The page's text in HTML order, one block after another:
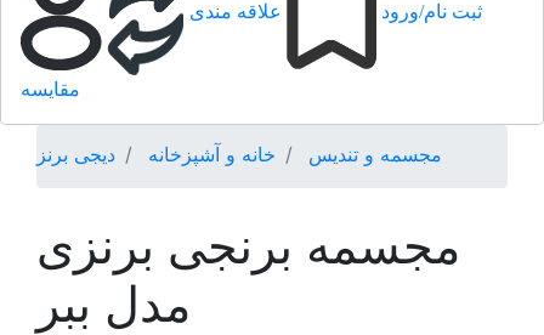
ثبت نام/ورود علاقه مندی
مقایسه
دیجی برنز خانه و آشپزخانه مجسمه و تندیس
مجسمه برنجی برنزی
مدل ببر